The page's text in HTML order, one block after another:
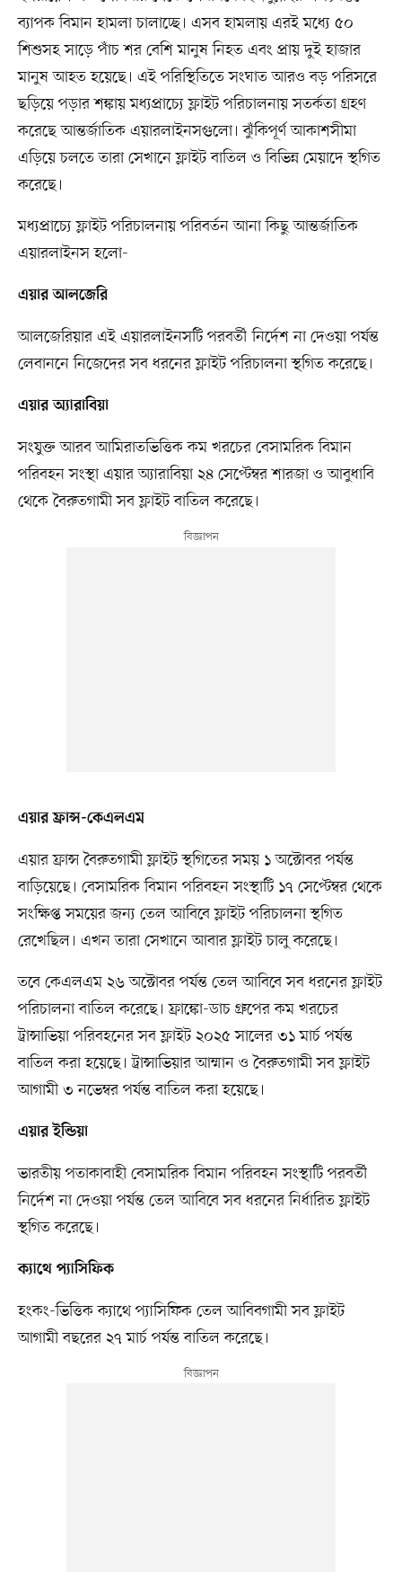
ব্যাপক বিমান হামলা চালাচ্ছে। এসব হামলায় এরই মধ্যে ৫০
শিশুসহ সাড়ে পাঁচ শর বেশি মানুষ নিহত এবং প্রায় দুই হাজার
মানুষ আহত হয়েছে। এই পরিস্থিতিতে সংঘাত আরও বড় পরিসরে
ছড়িয়ে পড়ার শঙ্কায় মধ্যপ্রাচ্যে ফ্লাইট পরিচালনায় সতর্কতা গ্রহণ
করেছে আন্তর্জাতিক এয়ারলাইনসগুলো। ঝুঁকিপূর্ণ আকাশসীমা
এড়িয়ে চলতে তারা সেখানে ফ্লাইট বাতিল ও বিভিন্ন মেয়াদে স্থগিত
করেছে।
মধ্যপ্রাচ্যে ফ্লাইট পরিচালনায় পরিবর্তন আনা কিছু আন্তর্জাতিক
এয়ারলাইনস হলো-
এয়ার আলজেরি
আলজেরিয়ার এই এয়ারলাইনসটি পরবর্তী নির্দেশ না দেওয়া পর্যন্ত
লেবাননে নিজেদের সব ধরনের ফ্লাইট পরিচালনা স্থগিত করেছে।
এয়ার অ্যারাবিয়া
সংযুক্ত আরব আমিরাতভিত্তিক কম খরচের বেসামরিক বিমান
পরিবহন সংস্থা এয়ার অ্যারাবিয়া ২৪ সেপ্টেম্বর শারজা ও আবুধাবি
থেকে বৈরুতগামী সব ফ্লাইট বাতিল করেছে।
এয়ার ফ্রান্স-কেএলএম
এয়ার ফ্রান্স বৈরুতগামী ফ্লাইট স্থগিতের সময় ১ অক্টোবর পর্যন্ত
বাড়িয়েছে। বেসামরিক বিমান পরিবহন সংস্থাটি ১৭ সেপ্টেম্বর থেকে
সংক্ষিপ্ত সময়ের জন্য তেল আবিবে ফ্লাইট পরিচালনা স্থগিত
রেখেছিল। এখন তারা সেখানে আবার ফ্লাইট চালু করেছে।
তবে কেএলএম ২৬ অক্টোবর পর্যন্ত তেল আবিবে সব ধরনের ফ্লাইট
পরিচালনা বাতিল করেছে। ফ্রাঙ্কো-ডাচ গ্রুপের কম খরচের
ট্রান্সাভিয়া পরিবহনের সব ফ্লাইট ২০২৫ সালের ৩১ মার্চ পর্যন্ত
বাতিল করা হয়েছে। ট্রান্সাভিয়ার আম্মান ও বৈরুতগামী সব ফ্লাইট
আগামী ৩ নভেম্বর পর্যন্ত বাতিল করা হয়েছে।
এয়ার ইন্ডিয়া
ভারতীয় পতাকাবাহী বেসামরিক বিমান পরিবহন সংস্থাটি পরবর্তী
নির্দেশ না দেওয়া পর্যন্ত তেল আবিবে সব ধরনের নির্ধারিত ফ্লাইট
স্থগিত করেছে।
ক্যাথে প্যাসিফিক
হংকং-ভিত্তিক ক্যাথে প্যাসিফিক তেল আবিবগামী সব ফ্লাইট
আগামী বছরের ২৭ মার্চ পর্যন্ত বাতিল করেছে।